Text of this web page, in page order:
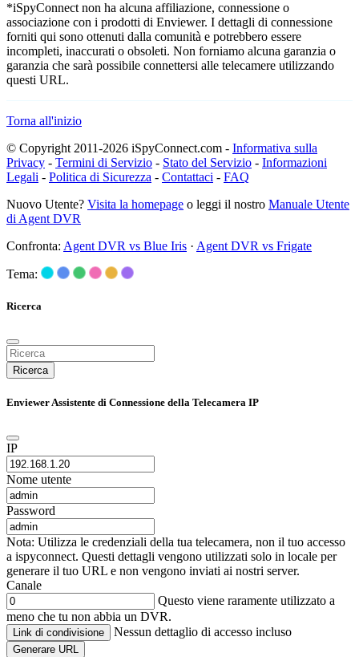
*iSpyConnect non ha alcuna affiliazione, connessione o
associazione con i prodotti di Enviewer. I dettagli di connessione
forniti qui sono ottenuti dalla comunità e potrebbero essere
incompleti, inaccurati o obsoleti. Non forniamo alcuna garanzia o
garanzia che sarà possibile connettersi alle telecamere utilizzando
questi URL.
Torna all'inizio
© Copyright 2011-2026 iSpyConnect.com - Informativa sulla
Privacy - Termini di Servizio - Stato del Servizio - Informazioni
Legali - Politica di Sicurezza - Contattaci - FAQ
Nuovo Utente? Visita la homepage o leggi il nostro Manuale Utente
di Agent DVR
Confronta: Agent DVR vs Blue Iris · Agent DVR vs Frigate
Tema:
Ricerca
Ricerca
Enviewer Assistente di Connessione della Telecamera IP
IP
Nome utente
Password
Nota: Utilizza le credenziali della tua telecamera, non il tuo accesso
a ispyconnect. Questi dettagli vengono utilizzati solo in locale per
generare il tuo URL e non vengono inviati ai nostri server.
Canale
Questo viene raramente utilizzato a
meno che tu non abbia un DVR.
Link di condivisione Nessun dettaglio di accesso incluso
Generare URL